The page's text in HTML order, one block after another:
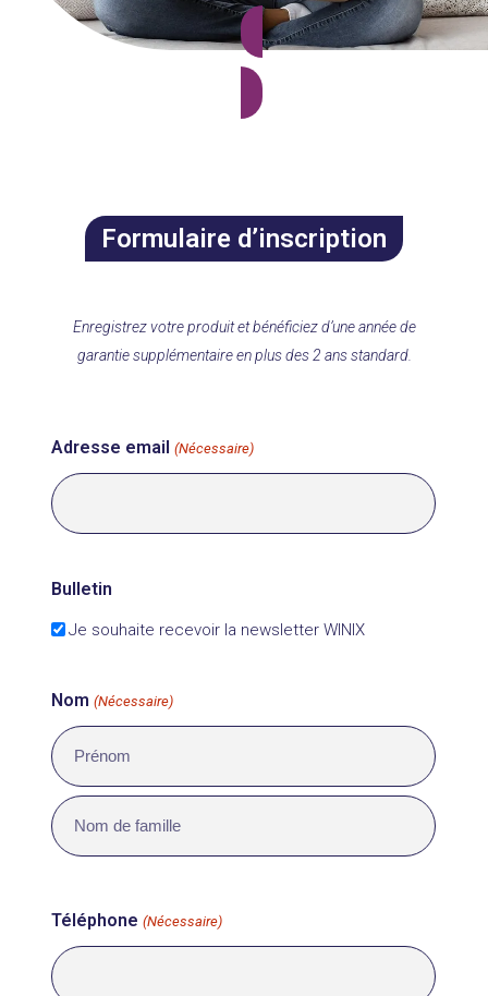
Des questions sur l’inscription?
Formulaire d’inscription
Enregistrez votre produit et bénéficiez d’une année de
garantie supplémentaire en plus des 2 ans standard.
Adresse email (Nécessaire)
Bulletin
Je souhaite recevoir la newsletter WINIX
Nom (Nécessaire)
Prénom
Téléphone (Nécessaire)